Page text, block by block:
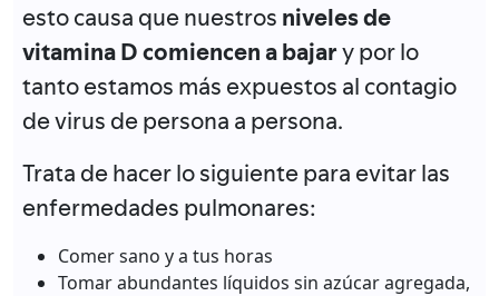
esto causa que nuestros niveles de
vitamina D comiencen a bajary por lo
tanto estamos más expuestos al contagio
de virus de persona a persona.
Trata de hacer lo siguiente para evitar las
enfermedades pulmonares:
Comer sano y a tus horas
Tomar abundantes líquidos sin azúcar agregada,